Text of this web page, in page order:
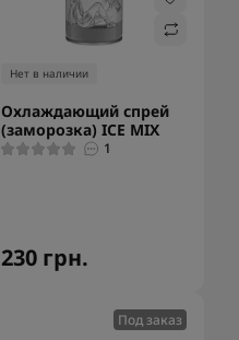
Нет в наличии
Охлаждающий спрей
(заморозка) ICE MIX
1
230 грн.
Под заказ